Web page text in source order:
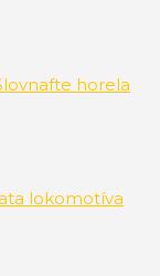
horela
lokomotíva